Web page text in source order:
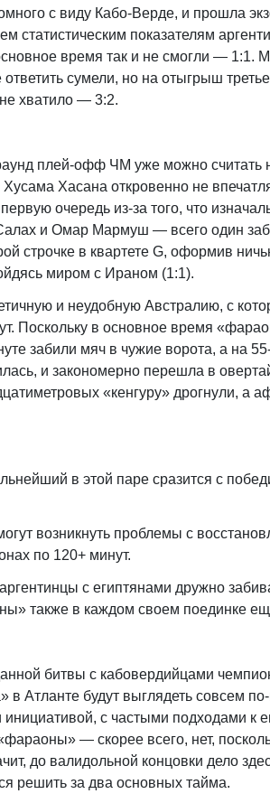
с виду Кабо-Верде, и прошла
статистическим показателям
время так и не смогли — 1:1.
сумели, но на отыгрыш
хватило — 3:2.
плей-офф ЧМ уже можно считать
Хасана откровенно не
очередь из-за того, что
и Омар Мармуш — всего один
строчке в квартете G, оформив
миром с Ираном (1:1).
и неудобную Австралию, с
Поскольку в основное время
забили мяч в чужие ворота, а на
и закономерно перешла в
«кенгуру» дрогнули, а
в этой паре сразится с
возникнуть проблемы с
по 120+ минут.
с египтянами дружно
также в каждом своем поединке
битвы с кабовердийцами
Атланте будут выглядеть совсем
с частыми подходами к
— скорее всего, нет,
до валидольной концовки дело
решить за два основных тайма.